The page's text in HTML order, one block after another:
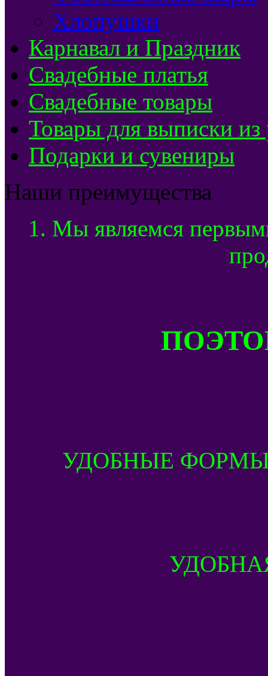
Хлопушки
Карнавал и Праздник
Свадебные платья
Свадебные товары
Товары для выписки из
Подарки и сувениры
Наши преимущества
1. Мы являемся
УДОБНЫЕ